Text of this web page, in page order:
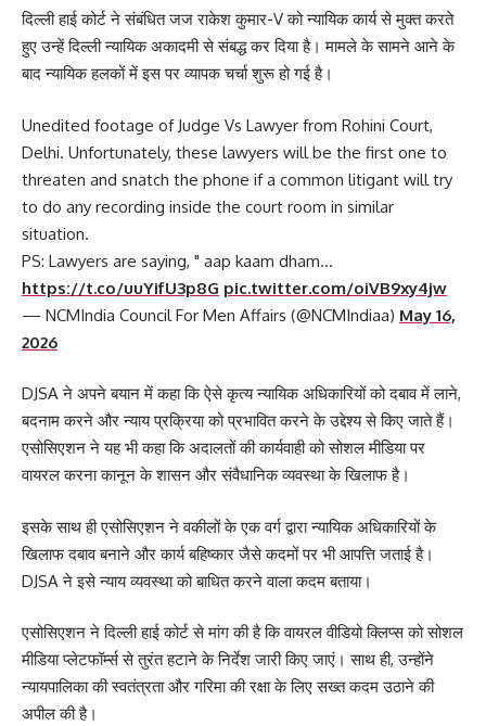
दिल्ली हाई कोर्ट ने संबंधित जज राकेश कुमार-V को न्यायिक कार्य से मुक्त करते
हुए उन्हें दिल्ली न्यायिक अकादमी से संबद्ध कर दिया है। मामले के सामने आने के
बाद न्यायिक हलकों में इस पर व्यापक चर्चा शुरू हो गई है।
Unedited footage of Judge Vs Lawyer from Rohini Court,
Delhi. Unfortunately, these lawyers will be the first one to
threaten and snatch the phone if a common litigant will try
to do any recording inside the court room in similar
situation.
PS: Lawyers are saying, " aap kaam dham…
https://t.co/uuYifU3p8G pic.twitter.com/oiVB9xy4jw
— NCMIndia Council For Men Affairs (@NCMIndiaa) May 16,
2026
DJSA ने अपने बयान में कहा कि ऐसे कृत्य न्यायिक अधिकारियों को दबाव में लाने,
बदनाम करने और न्याय प्रक्रिया को प्रभावित करने के उद्देश्य से किए जाते हैं।
एसोसिएशन ने यह भी कहा कि अदालतों की कार्यवाही को सोशल मीडिया पर
वायरल करना कानून के शासन और संवैधानिक व्यवस्था के खिलाफ है।
इसके साथ ही एसोसिएशन ने वकीलों के एक वर्ग द्वारा न्यायिक अधिकारियों के
खिलाफ दबाव बनाने और कार्य बहिष्कार जैसे कदमों पर भी आपत्ति जताई है।
DJSA ने इसे न्याय व्यवस्था को बाधित करने वाला कदम बताया।
एसोसिएशन ने दिल्ली हाई कोर्ट से मांग की है कि वायरल वीडियो क्लिप्स को सोशल
मीडिया प्लेटफॉर्म्स से तुरंत हटाने के निर्देश जारी किए जाएं। साथ ही, उन्होंने
न्यायपालिका की स्वतंत्रता और गरिमा की रक्षा के लिए सख्त कदम उठाने की
अपील की है।